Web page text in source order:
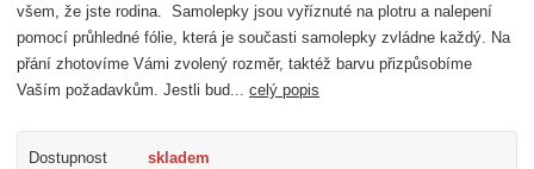
všem, že jste rodina. Samolepky jsou vyříznuté na plotru a nalepení
pomocí průhledné fólie, která je současti samolepky zvládne každý. Na
přání zhotovíme Vámi zvolený rozměr, taktéž barvu přizpůsobíme
Vaším požadavkům. Jestli bud...celý popis
Dostupnost skladem